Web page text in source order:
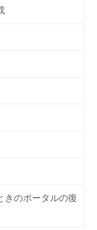
きのポータルの復